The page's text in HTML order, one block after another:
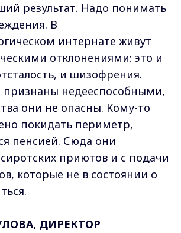
результат. Надо понимать
В
интернате живут
отклонениями: это и
и шизофрения.
признаны недееспособными,
они не опасны. Кому-то
покидать периметр,
пенсией. Сюда они
приютов и с подачи
которые не в состоянии о
ДИРЕКТОР